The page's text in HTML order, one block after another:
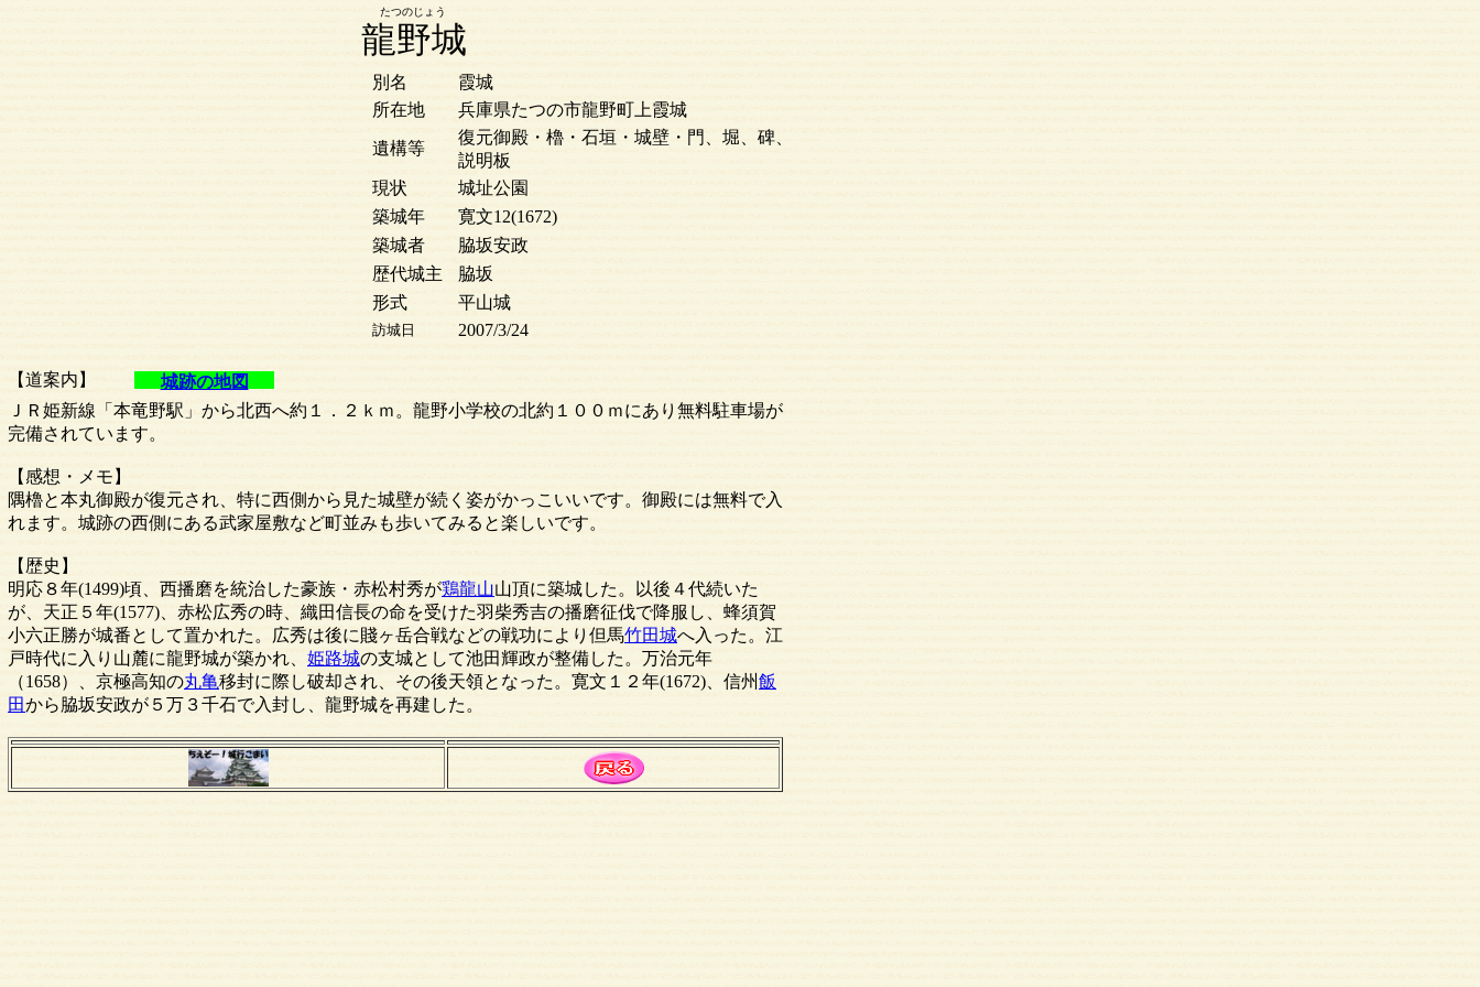
龍野城
別名
霞城
所在地
兵庫県たつの市龍野町上霞城
遺構等
復元御殿・櫓・石垣・城壁・門、堀、碑、
説明板
現状
城址公園
築城年
寛文12(1672)
築城者
脇坂安政
歴代城主
脇坂
形式
平山城
訪城日 2007/3/24
城跡の地図
【道案内】
ＪＲ姫新線「本竜野駅」から北西へ約１．２ｋｍ。龍野小学校の北約１００ｍにあり無料駐車場が
完備されています。
【感想・メモ】
隅櫓と本丸御殿が復元され、特に西側から見た城壁が続く姿がかっこいいです。御殿には無料で入
れます。城跡の西側にある武家屋敷など町並みも歩いてみると楽しいです。
【歴史】
明応８年(1499)頃、西播磨を統治した豪族・赤松村秀が鶏龍山山頂に築城した。以後４代続いた
が、天正５年(1577)、赤松広秀の時、織田信長の命を受けた羽柴秀吉の播磨征伐で降服し、蜂須賀
小六正勝が城番として置かれた。広秀は後に賤ヶ岳合戦などの戦功により但馬竹田城へ入った。江
戸時代に入り山麓に龍野城が築かれ、 姫路城の支城として池田輝政が整備した。万治元年
（1658）、京極高知の丸亀移封に際し破却され、その後天領となった。寛文１２年(1672)、信州飯
田から脇坂安政が５万３千石で入封し、龍野城を再建した。
たつのじょう